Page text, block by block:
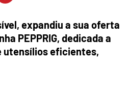
expandiu a sua oferta
PEPPRIG, dedicada a
utensílios eficientes,